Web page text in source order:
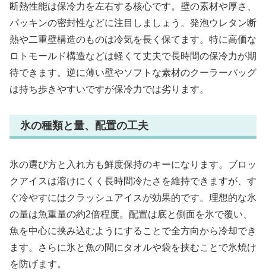
断熱性能は保冷力を左右する核心です。壁の素材や厚さ、
パッキンの密封性などに注目しましょう。発泡ウレタン断
熱や二重壁構造のものは冷気を長く保てます。特に高価な
ロトモールド構造などは軽くて丈夫で長時間の保冷力が期
待できます。逆に薄い壁やソフトな素材のクーラーバッグ
は持ち歩きやすいですが保冷力では劣ります。
氷の種類と量、配置の工夫
氷の選び方と入れ方も鮮度保持のキーになります。ブロッ
クアイスは溶けにくく長時間冷たさを維持できますが、す
ぐ冷やすにはクラッシュアイスが効果的です。理想的な氷
の量は魚重量の約2倍程度。配置は底と側面を氷で覆い、
魚を中心に挟み込むようにすることで全方向から冷却でき
ます。さらに氷と魚の間にタオルや袋を挟むことで氷焼け
を防げます。